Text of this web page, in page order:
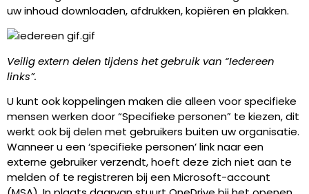
uw inhoud downloaden, afdrukken, kopiëren en plakken.
Veilig extern delen tijdens het gebruik van “Iedereen
links”.
U kunt ook koppelingen maken die alleen voor specifieke
mensen werken door “Specifieke personen” te kiezen, dit
werkt ook bij delen met gebruikers buiten uw organisatie.
Wanneer u een ‘specifieke personen’ link naar een
externe gebruiker verzendt, hoeft deze zich niet aan te
melden of te registreren bij een Microsoft-account